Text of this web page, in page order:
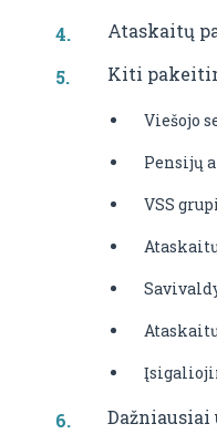
Ataskaitų
Kiti
Viešojo
Pensijų
VSS